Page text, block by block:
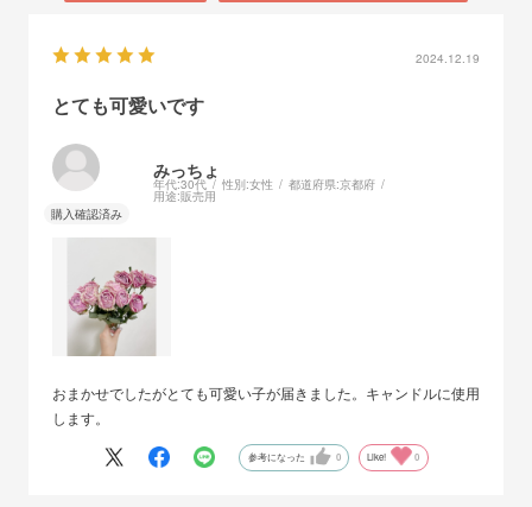
2024.12.19
とても可愛いです
みっちょ
年代:30代 性別:女性 都道府県:京都府
用途:販売用
おまかせでしたがとても可愛い子が届きました。キャンドルに使用
します。
参考になった 0 Like! 0